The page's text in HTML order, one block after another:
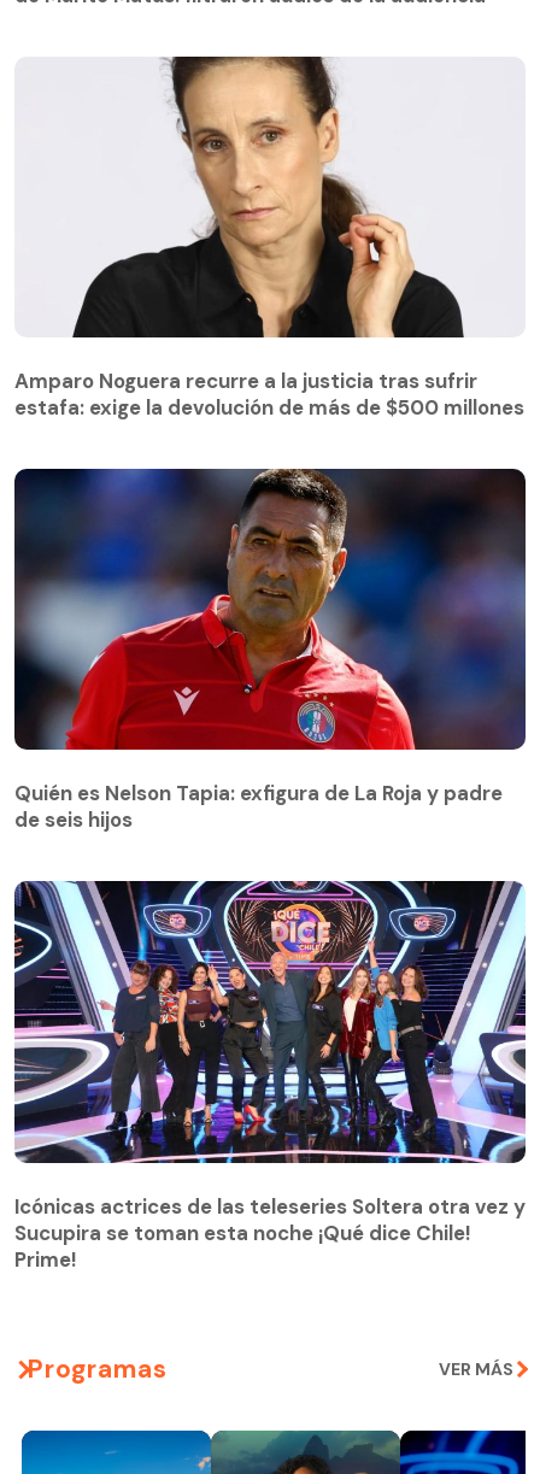
estafa: exige la devolución de más de $500 millones
Amparo Noguera recurre a la justicia tras sufrir
estafa: exige la devolución de más de $500 millones
de seis hijos
Quién es Nelson Tapia: exfigura de La Roja y padre
de seis hijos
Icónicas actrices de las teleseries Soltera otra vez y
Sucupira se toman esta noche ¡Qué dice Chile!
Prime!
Programas VER MÁS